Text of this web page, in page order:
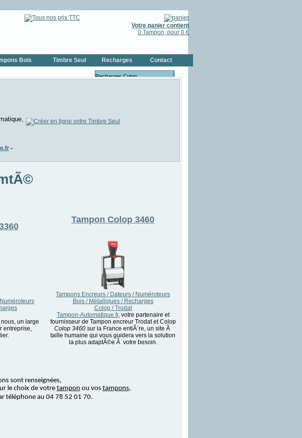
Votre panier contient
0 Tampon, pour 0 €
Bois Timbre Seul Recharges
Recharges Colop
Contact
-
un large
entreprise,
Tampon Colop 3460
Tampons Encreurs / Dateurs / Numéroteurs
Bois / Métalliques / Recharges
Colop / Trodat
Tampon-Automatique.fr, votre partenaire et
fournisseur de Tampon encreur Trodat et Colop
Colop 3460 sur la France entiÃ¨re, un site Ã
taille humaine qui vous guidera vers la solution
la plus adaptÃ©e Ã votre besoin.
sont renseignées,
le choix de votre tampon ou vos tampons,
téléphone au 04 78 52 01 70.